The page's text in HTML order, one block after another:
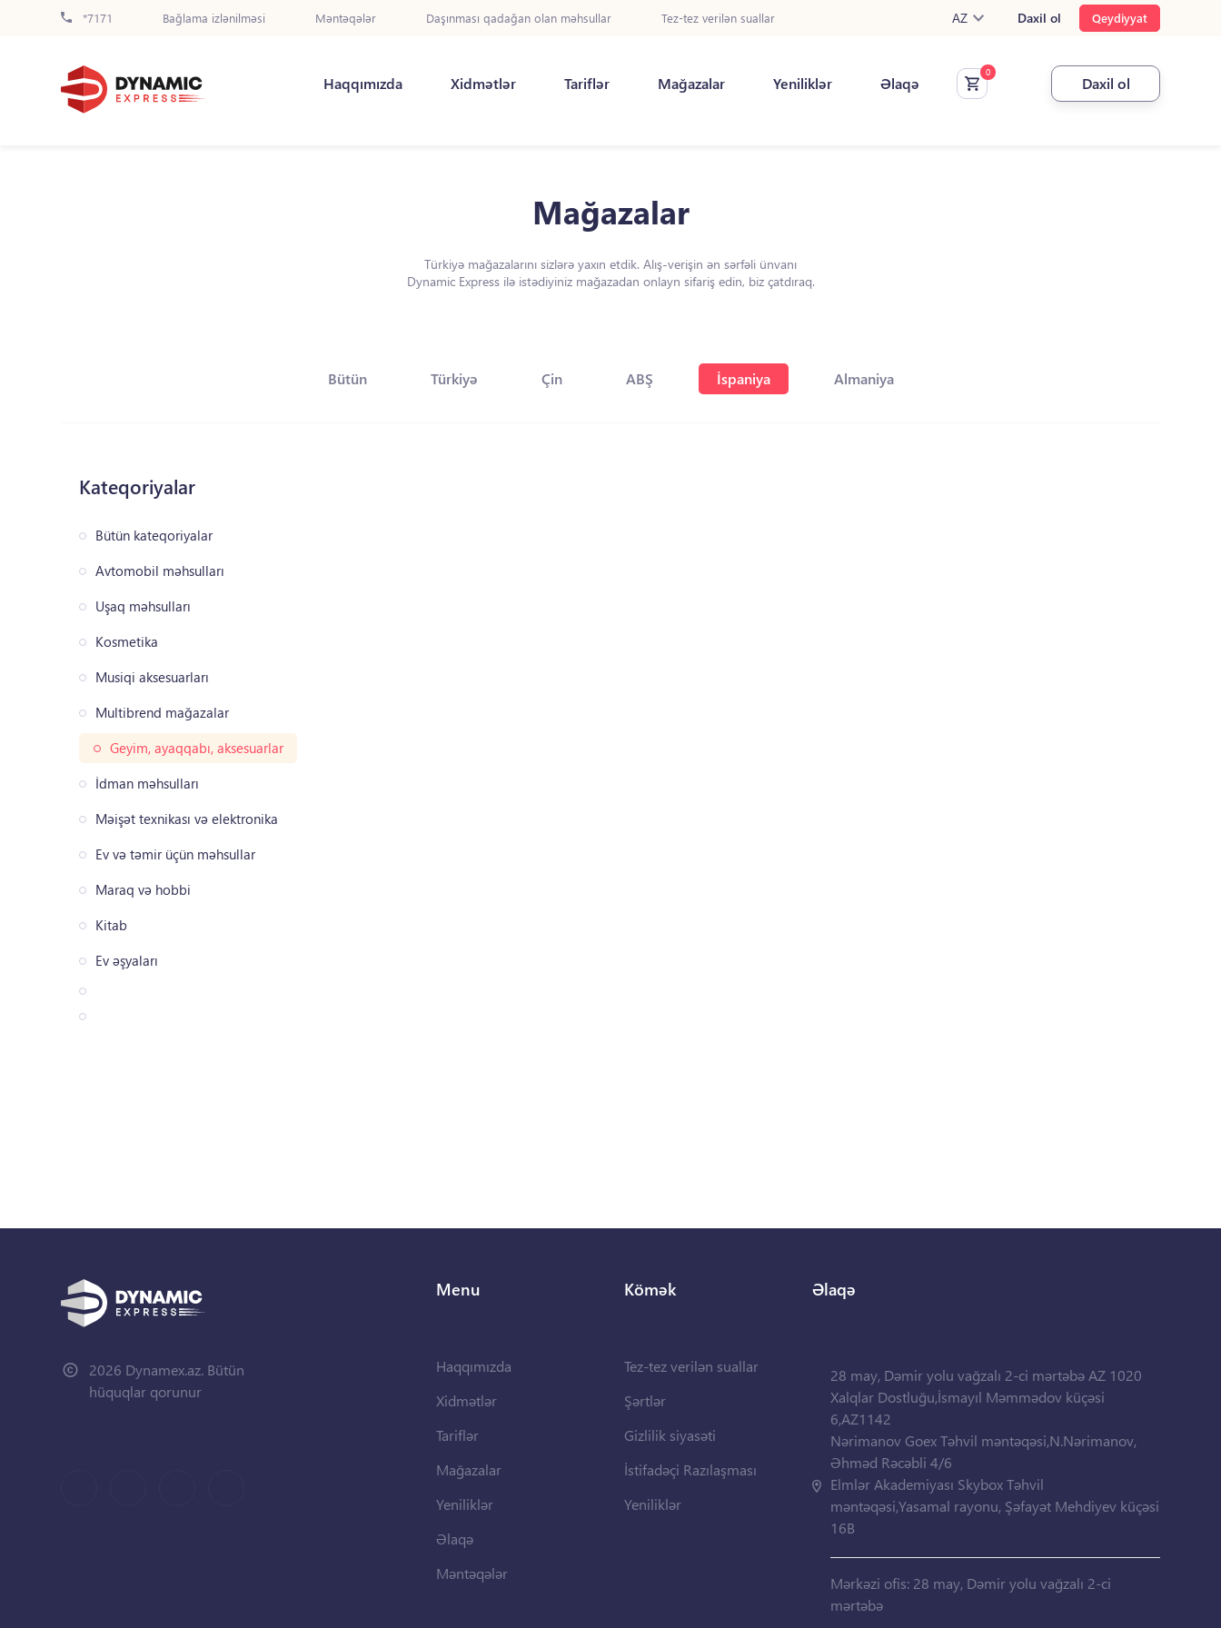
*7171 Bağlama izlənilməsi Məntəqələr Daşınması qadağan olan məhsullar Tez-tez verilən suallar AZ Daxil ol Qeydiyyat
Haqqımızda Xidmətlər Tariflər Mağazalar Yeniliklər Əlaqə Daxil ol
Mağazalar
Türkiyə mağazalarını sizlərə yaxın etdik. Alış-verişin ən sərfəli ünvanı
Dynamic Express ilə istədiyiniz mağazadan onlayn sifariş edin, biz çatdıraq.
Bütün Türkiyə Çin ABŞ İspaniya Almaniya
Kateqoriyalar
Bütün kateqoriyalar
Avtomobil məhsulları
Uşaq məhsulları
Kosmetika
Musiqi aksesuarları
Multibrend mağazalar
Geyim, ayaqqabı, aksesuarlar
İdman məhsulları
Məişət texnikası və elektronika
Ev və təmir üçün məhsullar
Maraq və hobbi
Kitab
Ev əşyaları
2026 Dynamex.az. Bütün
hüquqlar qorunur
Menu
Haqqımızda
Xidmətlər
Tariflər
Mağazalar
Yeniliklər
Əlaqə
Məntəqələr
Kömək
Tez-tez verilən suallar
Şərtlər
Gizlilik siyasəti
İstifadəçi Razılaşması
Yeniliklər
Əlaqə
28 may, Dəmir yolu vağzalı 2-ci mərtəbə AZ 1020
Xalqlar Dostluğu,İsmayıl Məmmədov küçəsi
6,AZ1142
Nərimanov Goex Təhvil məntəqəsi,N.Nərimanov,
Əhməd Rəcəbli 4/6
Elmlər Akademiyası Skybox Təhvil
məntəqəsi,Yasamal rayonu, Şəfayət Mehdiyev küçəsi
16B
Mərkəzi ofis: 28 may, Dəmir yolu vağzalı 2-ci
mərtəbə